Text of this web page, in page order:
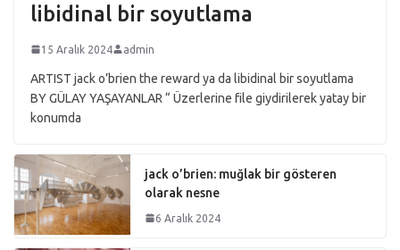
libidinal bir soyutlama
15 Aralık 2024 admin
ARTIST jack o’brien the reward ya da libidinal bir soyutlama
BY GÜLAY YAŞAYANLAR “ Üzerlerine file giydirilerek yatay bir
konumda
jack o’brien: muğlak bir gösteren
olarak nesne
6 Aralık 2024